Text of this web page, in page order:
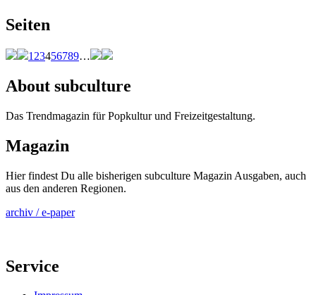
Seiten
1 23456789…
About subculture
Das Trendmagazin für Popkultur und Freizeitgestaltung.
Magazin
Hier findest Du alle bisherigen subculture Magazin Ausgaben, auch
aus den anderen Regionen.
archiv / e-paper
Service